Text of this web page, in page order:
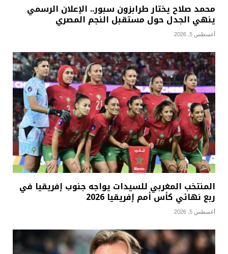
محمد صلاح يختار طرابزون سبور.. الإعلان الرسمي
ينهي الجدل حول مستقبل النجم المصري
أغسطس 5, 2026
المنتخب المغربي للسيدات يواجه جنوب إفريقيا في
ربع نهائي كأس أمم إفريقيا 2026
أغسطس 5, 2026